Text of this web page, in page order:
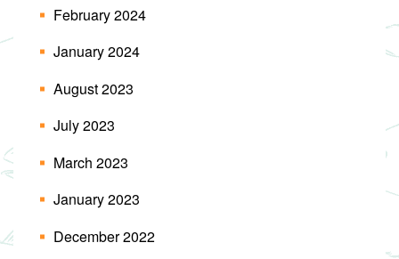
February 2024
January 2024
August 2023
July 2023
March 2023
January 2023
December 2022